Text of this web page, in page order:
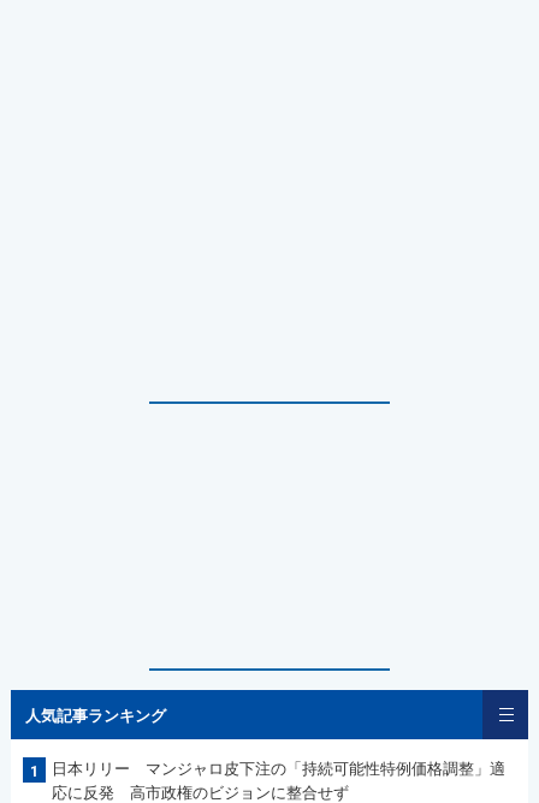
人気記事ランキング
1
日本リリー マンジャロ皮下注の「持続可能性特例価格調整」適
応に反発 高市政権のビジョンに整合せず